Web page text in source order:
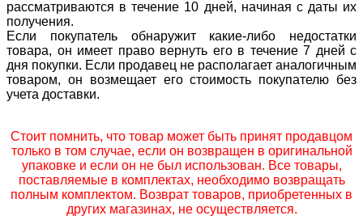
рассматриваются в течение 10 дней, начиная с даты их
получения.
Если покупатель обнаружит какие-либо недостатки
товара, он имеет право вернуть его в течение 7 дней с
дня покупки. Если продавец не располагает аналогичным
товаром, он возмещает его стоимость покупателю без
учета доставки.
Стоит помнить, что товар может быть принят продавцом
только в том случае, если он возвращен в оригинальной
упаковке и если он не был использован. Все товары,
поставляемые в комплектах, необходимо возвращать
полным комплектом. Возврат товаров, приобретенных в
других магазинах, не осуществляется.